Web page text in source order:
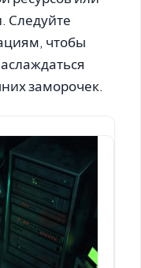
Следуйте
чтобы
заморочек.